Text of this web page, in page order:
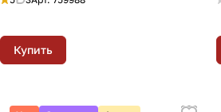
Купить